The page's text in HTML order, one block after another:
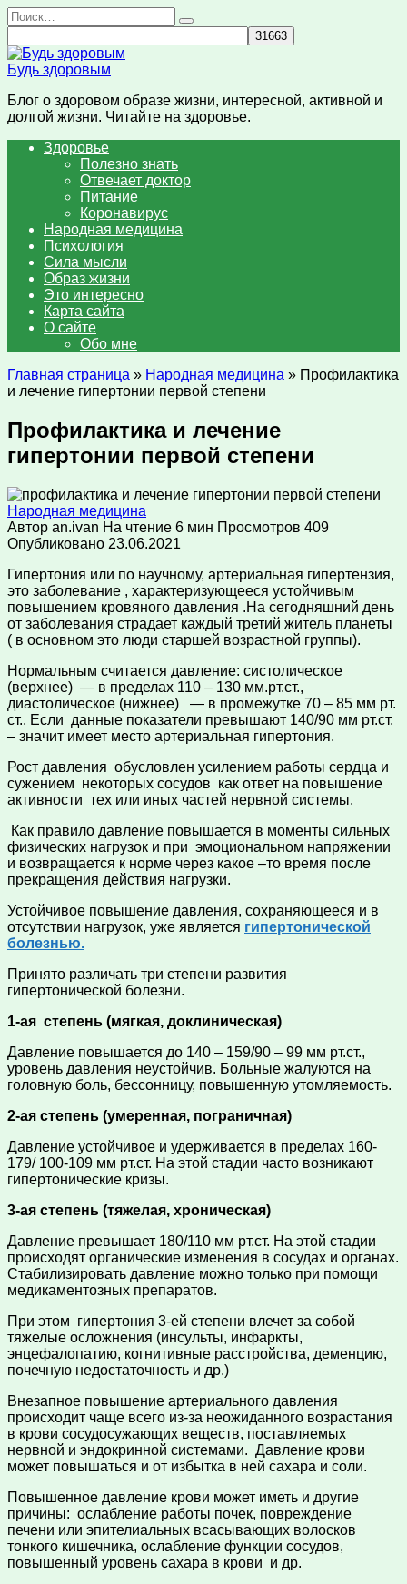
Перейти
к
содержанию
Search
for:
Будь здоровым
Блог о здоровом образе жизни, интересной, активной и
долгой жизни. Читайте на здоровье.
Здоровье
Полезно знать
Отвечает доктор
Питание
Коронавирус
Народная медицина
Психология
Сила мысли
Образ жизни
Это интересно
Карта сайта
О сайте
Обо мне
Главная страница » Народная медицина » Профилактика
и лечение гипертонии первой степени
Профилактика и лечение
гипертонии первой степени
Народная медицина
Автор an.ivan На чтение 6 мин Просмотров 409
Опубликовано 23.06.2021
Гипертония или по научному, артериальная гипертензия,
это заболевание , характеризующееся устойчивым
повышением кровяного давления .На сегодняшний день
от заболевания страдает каждый третий житель планеты
( в основном это люди старшей возрастной группы).
Нормальным считается давление: систолическое
(верхнее) — в пределах 110 – 130 мм.рт.ст.,
диастолическое (нижнее) — в промежутке 70 – 85 мм рт.
ст.. Если данные показатели превышают 140/90 мм рт.ст.
– значит имеет место артериальная гипертония.
Рост давления обусловлен усилением работы сердца и
сужением некоторых сосудов как ответ на повышение
активности тех или иных частей нервной системы.
Как правило давление повышается в моменты сильных
физических нагрузок и при эмоциональном напряжении
и возвращается к норме через какое –то время после
прекращения действия нагрузки.
Устойчивое повышение давления, сохраняющееся и в
отсутствии нагрузок, уже является гипертонической
болезнью.
Принято различать три степени развития
гипертонической болезни.
1-ая степень (мягкая, доклиническая)
Давление повышается до 140 – 159/90 – 99 мм рт.ст.,
уровень давления неустойчив. Больные жалуются на
головную боль, бессонницу, повышенную утомляемость.
2-ая степень (умеренная, пограничная)
Давление устойчивое и удерживается в пределах 160-
179/ 100-109 мм рт.ст. На этой стадии часто возникают
гипертонические кризы.
3-ая степень (тяжелая, хроническая)
Давление превышает 180/110 мм рт.ст. На этой стадии
происходят органические изменения в сосудах и органах.
Стабилизировать давление можно только при помощи
медикаментозных препаратов.
При этом гипертония 3-ей степени влечет за собой
тяжелые осложнения (инсульты, инфаркты,
энцефалопатию, когнитивные расстройства, деменцию,
почечную недостаточность и др.)
Внезапное повышение артериального давления
происходит чаще всего из-за неожиданного возрастания
в крови сосудосужающих веществ, поставляемых
нервной и эндокринной системами. Давление крови
может повышаться и от избытка в ней сахара и соли.
Повышенное давление крови может иметь и другие
причины: ослабление работы почек, повреждение
печени или эпителиальных всасывающих волосков
тонкого кишечника, ослабление функции сосудов,
повышенный уровень сахара в крови и др.